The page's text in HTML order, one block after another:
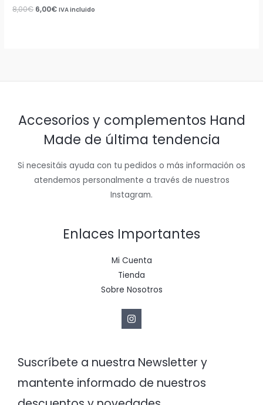
8,00€ 6,00€ IVA incluido
Accesorios y complementos Hand
Made de última tendencia
Si necesitáis ayuda con tu pedidos o más información os
atendemos personalmente a través de nuestros
Instagram.
Enlaces Importantes
Mi Cuenta
Tienda
Sobre Nosotros
Suscríbete a nuestra Newsletter y
mantente informado de nuestros